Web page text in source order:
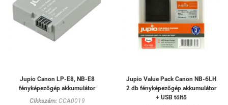
Jupio Canon LP-E8, NB-E8
fényképezőgép akkumulátor
Cikkszám:CCA0019
Jupio Value Pack Canon NB-6LH
2 db fényképezőgép akkumulátor
+ USB töltő